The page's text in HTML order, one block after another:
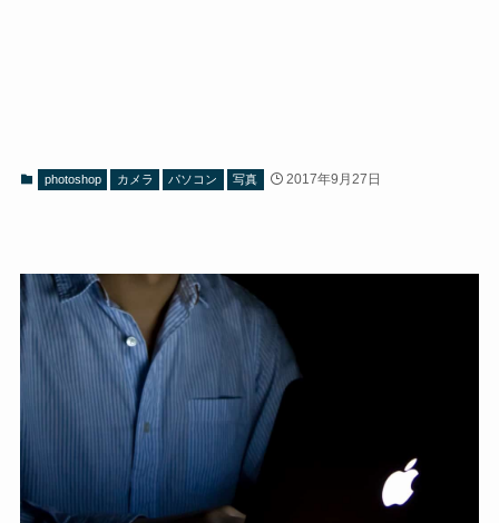
photoshop カメラ パソコン 写真 2017年9月27日